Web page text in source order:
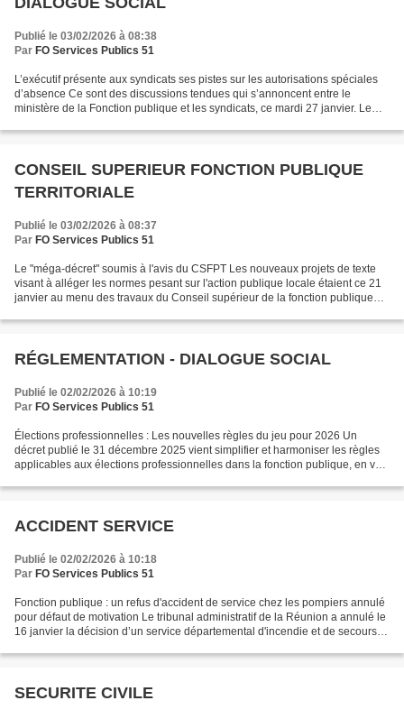
Publié le 03/02/2026 à 08:38
Par FO Services Publics 51
L’exécutif présente aux syndicats ses pistes sur les autorisations spéciales
d’absence Ce sont des discussions tendues qui s’annoncent entre le
ministère de la Fonction publique et les syndicats, ce mardi 27 janvier. Le
CONSEIL SUPERIEUR FONCTION PUBLIQUE
TERRITORIALE
Publié le 03/02/2026 à 08:37
Par FO Services Publics 51
Le "méga-décret" soumis à l'avis du CSFPT Les nouveaux projets de texte
visant à alléger les normes pesant sur l'action publique locale étaient ce 21
janvier au menu des travaux du Conseil supérieur de la fonction publique
RÉGLEMENTATION - DIALOGUE SOCIAL
Publié le 02/02/2026 à 10:19
Par FO Services Publics 51
Élections professionnelles : Les nouvelles règles du jeu pour 2026 Un
décret publié le 31 décembre 2025 vient simplifier et harmoniser les règles
applicables aux élections professionnelles dans la fonction publique, en vue
ACCIDENT SERVICE
Publié le 02/02/2026 à 10:18
Par FO Services Publics 51
Fonction publique : un refus d'accident de service chez les pompiers annulé
pour défaut de motivation Le tribunal administratif de la Réunion a annulé le
16 janvier la décision d’un service départemental d'incendie et de secours
SECURITE CIVILE